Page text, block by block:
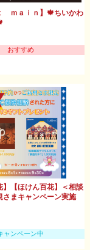
ｍａｉｎ】🍁ちいかわ
おすすめ
】【ほけん百花】＜相談
さまキャンペーン実施
ャンペーン中